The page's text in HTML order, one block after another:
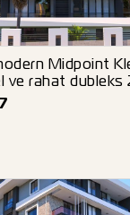
Midpoint
ve rahat dubleks